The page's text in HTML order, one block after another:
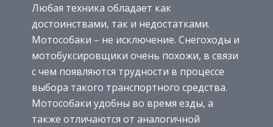
Любая техника обладает как
достоинствами, так и недостатками.
Мотособаки – не исключение. Снегоходы и
мотобуксировщики очень похожи, в связи
с чем появляются трудности в процессе
выбора такого транспортного средства.
Мотособаки удобны во время езды, а
также отличаются от аналогичной